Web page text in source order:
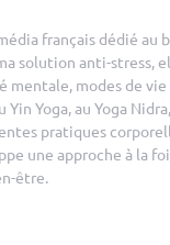
français dédié au
solution anti-stress,
mentale, modes de
Yoga, au Yoga
pratiques
une approche à la
être.